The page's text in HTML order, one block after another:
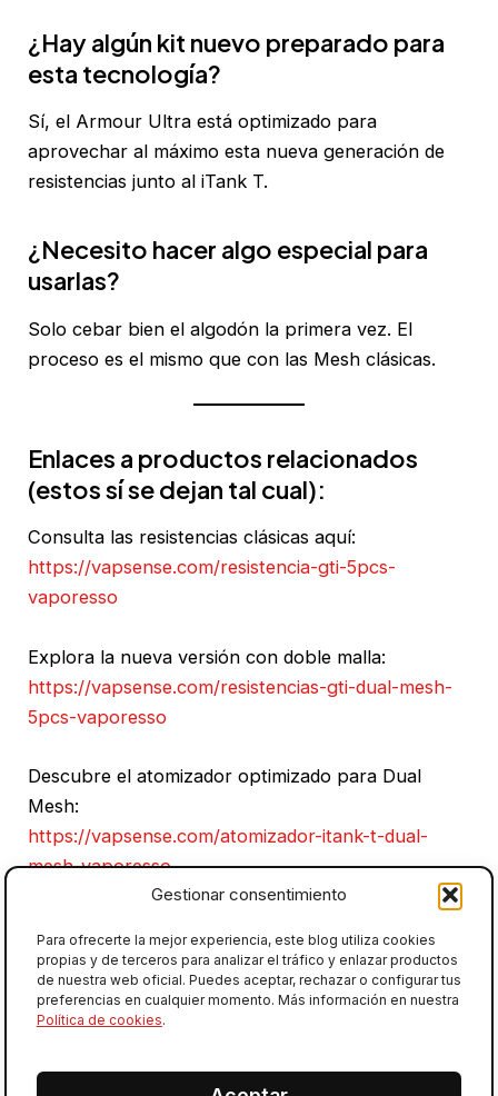
Gestionar consentimiento
Para ofrecerte la mejor experiencia, este blog utiliza cookies
propias y de terceros para analizar el tráfico y enlazar productos
de nuestra web oficial. Puedes aceptar, rechazar o configurar tus
preferencias en cualquier momento. Más información en nuestra
Política de cookies.
¿Hay algún kit nuevo preparado para
esta tecnología?
Sí, el Armour Ultra está optimizado para
aprovechar al máximo esta nueva generación de
resistencias junto al iTank T.
¿Necesito hacer algo especial para
usarlas?
Solo cebar bien el algodón la primera vez. El
proceso es el mismo que con las Mesh clásicas.
Enlaces a productos relacionados
(estos sí se dejan tal cual):
Consulta las resistencias clásicas aquí:
https://vapsense.com/resistencia-gti-5pcs-
vaporesso
Explora la nueva versión con doble malla:
https://vapsense.com/resistencias-gti-dual-mesh-
5pcs-vaporesso
Descubre el atomizador optimizado para Dual
Mesh:
https://vapsense.com/atomizador-itank-t-dual-
mesh-vaporesso
https://vapsense.com/armour-ultra-kit-5500mah-
vaporesso
ANTERIOR